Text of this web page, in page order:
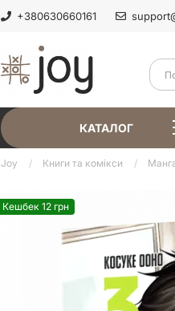
+380630660161
КАТАЛОГ
Joy Книги та комікси
Кешбек 12 грн